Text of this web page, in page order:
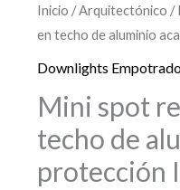
Inicio /Arquitectónico /
en techo de aluminio
Downlights
Mini spot
techo de
protección
El
precio
era:
Mini
spot
redondo
empotrar
en
techo